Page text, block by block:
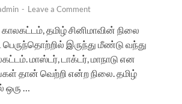
- Leave a Comment
காலகட்டம், தமிழ் சினிமாவின் நிலை
இருந்து மீண்டு வந்து
மாஸ்டர், டாக்டர், மாநாடு என
தான் வெற்றி என்ற நிலை. தமிழ்
ஒரு …